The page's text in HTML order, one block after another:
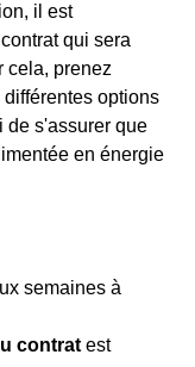
il est
qui sera
cela, prenez
options
de s'assurer que
en énergie
semaines à
contrat est